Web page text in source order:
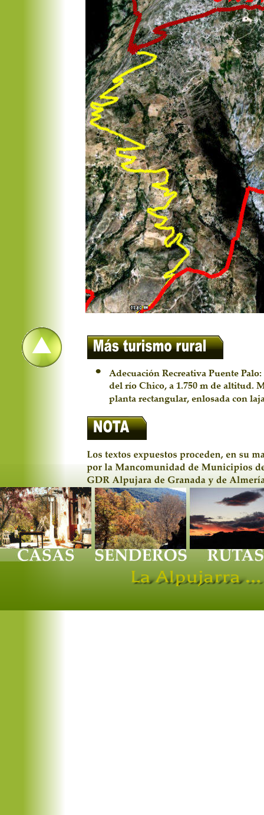
•
Adecuación Recreativa Puente
del río Chico, a 1.750 m de altitud.
planta rectangular, enlosada con